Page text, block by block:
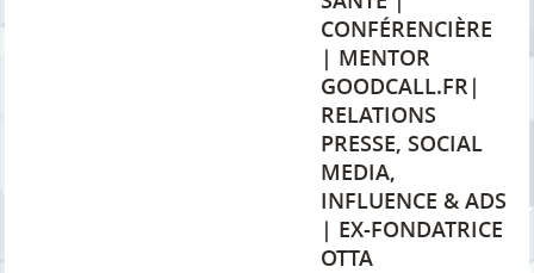
CONFÉRENCIÈRE
| MENTOR
GOODCALL.FR|
RELATIONS
PRESSE, SOCIAL
MEDIA,
INFLUENCE & ADS
| EX-FONDATRICE
OTTA